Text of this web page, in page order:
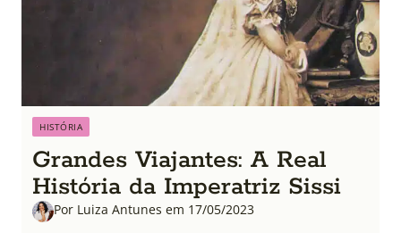
HISTÓRIA
Grandes Viajantes: A Real
História da Imperatriz Sissi
Por Luiza Antunes em 17/05/2023